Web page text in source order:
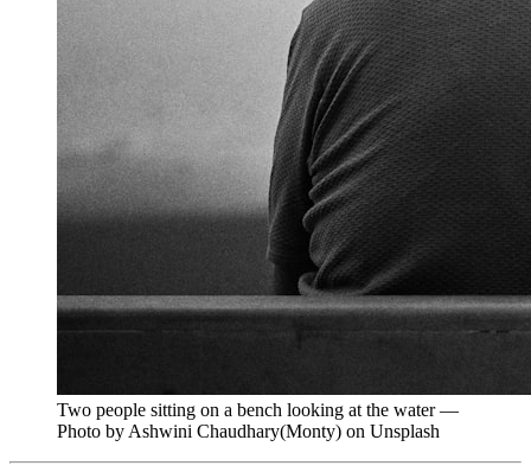
Two people sitting on a bench looking at the water —
Photo by Ashwini Chaudhary(Monty) on Unsplash